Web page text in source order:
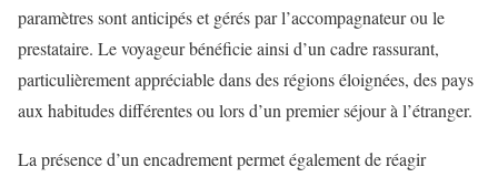
paramètres sont anticipés et gérés par l’accompagnateur ou le
prestataire. Le voyageur bénéficie ainsi d’un cadre rassurant,
particulièrement appréciable dans des régions éloignées, des pays
aux habitudes différentes ou lors d’un premier séjour à l’étranger.
La présence d’un encadrement permet également de réagir